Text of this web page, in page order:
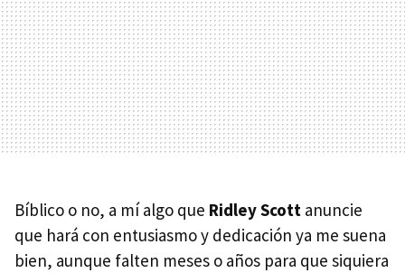
Bíblico o no, a mí algo que Ridley Scott anuncie
que hará con entusiasmo y dedicación ya me suena
bien, aunque falten meses o años para que siquiera